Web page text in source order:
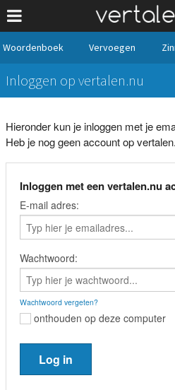
Woordenboek Vervoegen
Inloggen op vertalen.nu
Hieronder kun je inloggen met je
Heb je nog geen account op
Inloggen met een vertalen.nu
E-mail adres:
Wachtwoord:
Wachtwoord vergeten?
onthouden op deze computer